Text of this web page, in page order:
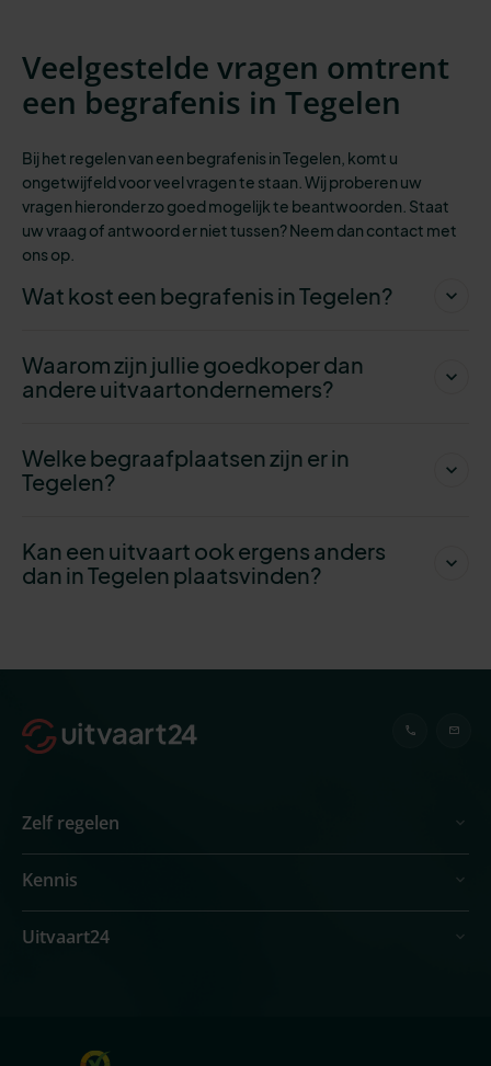
Veelgestelde vragen omtrent
een begrafenis in Tegelen
Bij het regelen van een begrafenis in Tegelen, komt u
ongetwijfeld voor veel vragen te staan. Wij proberen uw
vragen hieronder zo goed mogelijk te beantwoorden. Staat
uw vraag of antwoord er niet tussen? Neem dan contact met
ons op.
Wat kost een begrafenis in Tegelen?
Waarom zijn jullie goedkoper dan
andere uitvaartondernemers?
Welke begraafplaatsen zijn er in
Tegelen?
Kan een uitvaart ook ergens anders
dan in Tegelen plaatsvinden?
Zelf regelen
Kennis
Uitvaart24